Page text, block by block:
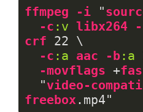
ffmpeg -i "
-c :v libx264
crf 22 \
-c :a aac -b:a
-movflags +
  "
video-
freebox.mp4"